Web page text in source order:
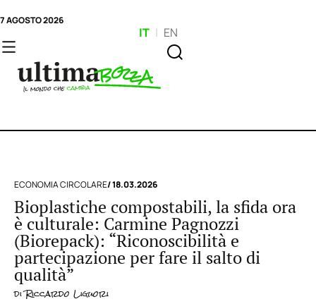
7 AGOSTO 2026
IT | EN
ECONOMIA CIRCOLARE/ 18.03.2026
Bioplastiche compostabili, la sfida ora
è culturale: Carmine Pagnozzi
(Biorepack): “Riconoscibilità e
partecipazione per fare il salto di
qualità”
diRiccardo Liguori